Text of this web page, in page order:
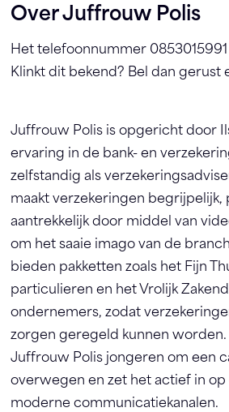
Over Juffrouw Polis
Het telefoonnummer
Klinkt dit bekend? Bel dan gerust
Juffrouw Polis is opgericht door
ervaring in de bank- en
zelfstandig als
maakt verzekeringen begrijpelijk,
aantrekkelijk door middel van
om het saaie imago van de
bieden pakketten zoals het Fijn
particulieren en het Vrolijk
ondernemers, zodat
zorgen geregeld kunnen
Juffrouw Polis jongeren om een
overwegen en zet het actief in
moderne communicatiekanalen.